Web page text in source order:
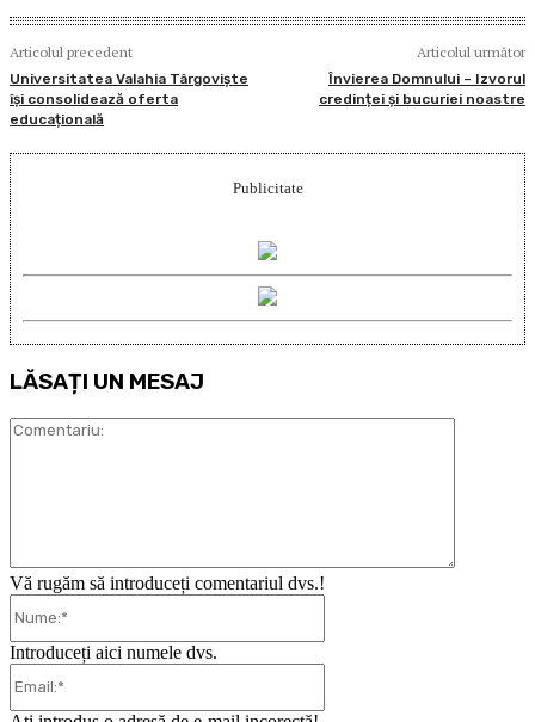
Articolul precedent
Universitatea Valahia Târgoviște
își consolidează oferta
educațională
Articolul următor
Învierea Domnului – Izvorul
credinței și bucuriei noastre
Publicitate
LĂSAȚI UN MESAJ
Vă rugăm să introduceți comentariul dvs.!
Introduceți aici numele dvs.